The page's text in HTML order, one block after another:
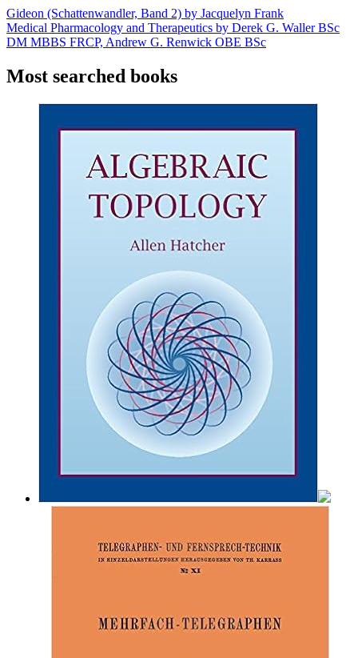
Gideon (Schattenwandler, Band 2) by Jacquelyn Frank
Medical Pharmacology and Therapeutics by Derek G. Waller BSc
DM MBBS FRCP, Andrew G. Renwick OBE BSc
Most searched books